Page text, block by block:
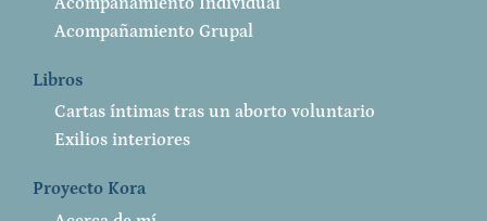
Acompañamiento Grupal
Libros
Cartas íntimas tras un aborto voluntario
Exilios interiores
Proyecto Kora